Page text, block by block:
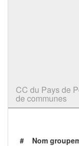
CC du Pays de
de communes
# Nom